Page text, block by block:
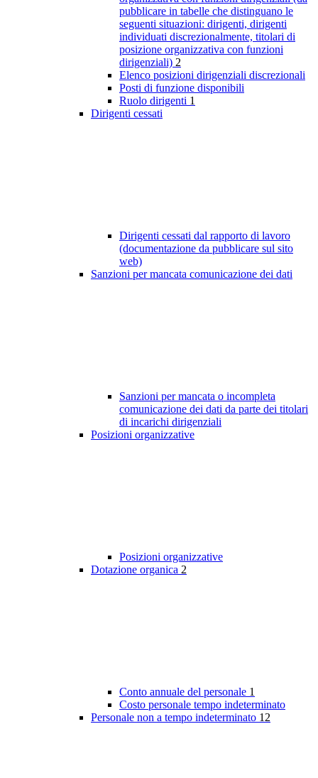
pubblicare in tabelle che distinguano le
seguenti situazioni: dirigenti, dirigenti
individuati discrezionalmente, titolari di
posizione organizzativa con funzioni
dirigenziali) 2
Elenco posizioni dirigenziali discrezionali
Posti di funzione disponibili
Ruolo dirigenti 1
Dirigenti cessati
Dirigenti cessati dal rapporto di lavoro
(documentazione da pubblicare sul sito
web)
Sanzioni per mancata comunicazione dei dati
Sanzioni per mancata o incompleta
comunicazione dei dati da parte dei titolari
di incarichi dirigenziali
Posizioni organizzative
Posizioni organizzative
Dotazione organica 2
Conto annuale del personale 1
Costo personale tempo indeterminato
Personale non a tempo indeterminato 12